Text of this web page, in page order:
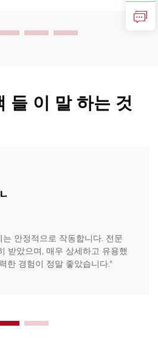
들 이 말 하는 것
안정적으로 작동합니다. 전문
받았으며, 매우 상세하고 유용했
한 경험이 정말 좋았습니다."